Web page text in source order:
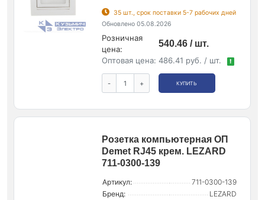
35 шт., срок поставки 5-7 рабочих дней
Обновлено 05.08.2026
Розничная
цена:
540.46 / шт.
Оптовая цена: 486.41 руб. / шт. !
- + КУПИТЬ
Розетка компьютерная ОП
Demet RJ45 крем. LEZARD
711-0300-139
Артикул:
711-0300-139
Бренд:
LEZARD